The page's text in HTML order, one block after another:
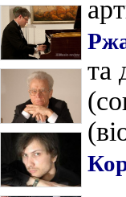
та